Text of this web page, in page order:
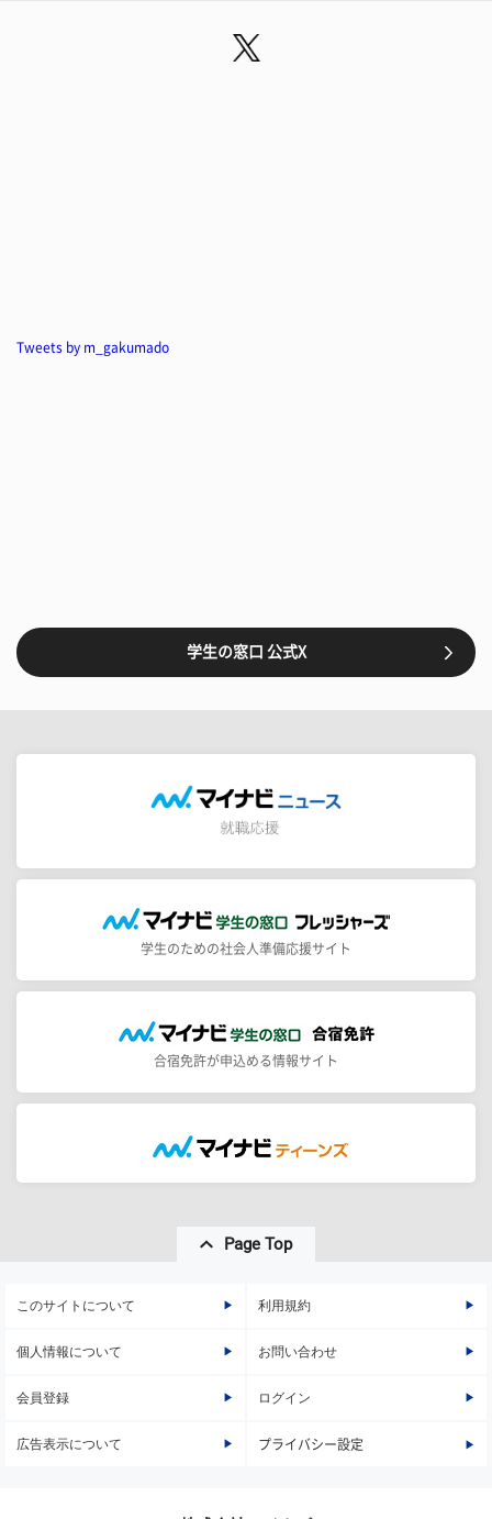
Tweets by m_gakumado
学生の窓口 公式X
学生のための社会人準備応援サイト
合宿免許が申込める情報サイト
Page Top
このサイトについて 利用規約
個人情報について お問い合わせ
会員登録 ログイン
広告表示について プライバシー設定